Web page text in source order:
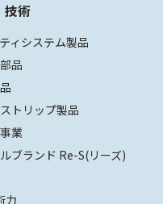
技術
ィシステム製品
品
トリップ製品
業
ブランド Re-S(リーズ)
力